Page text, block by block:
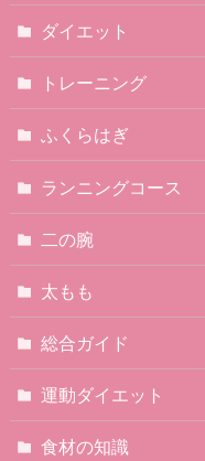
ダイエット
トレーニング
ふくらはぎ
ランニングコース
二の腕
太もも
総合ガイド
運動ダイエット
食材の知識